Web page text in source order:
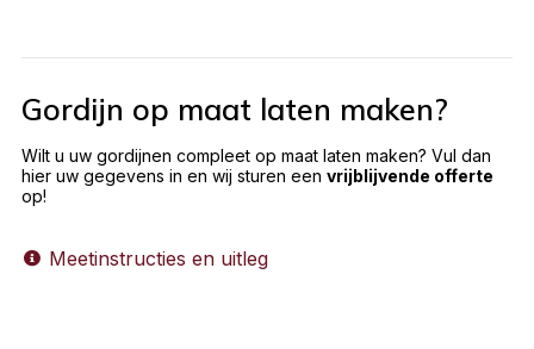
Gordijn op maat laten maken?
Wilt u uw gordijnen compleet op maat laten maken? Vul dan
hier uw gegevens in en wij sturen een vrijblijvende offerte
op!
Meetinstructies en uitleg